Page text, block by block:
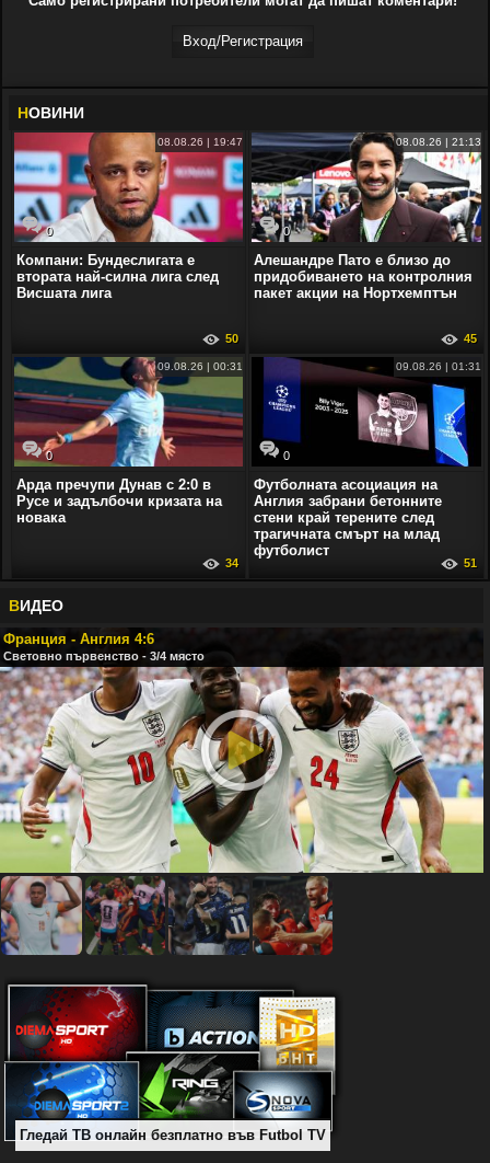
Вход/Регистрaция
НОВИНИ
0
08.08.26 | 19:47
Компани: Бундеслигата е
втората най-силна лига след
Висшата лига
50
0
08.08.26 | 21:13
Алешандре Пато е близо до
придобиването на контролния
пакет акции на Нортхемптън
45
0
09.08.26 | 00:31
Арда пречупи Дунав с 2:0 в
Русе и задълбочи кризата на
новака
34
0
09.08.26 | 01:31
Футболната асоциация на
Англия забрани бетонните
стени край терените след
трагичната смърт на млад
футболист
51
ВИДЕО
Франция - Англия 4:6
Световно първенство - 3/4 място
Гледай ТВ онлайн безплатно във Futbol TV